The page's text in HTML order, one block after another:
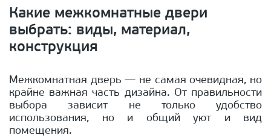
Какие межкомнатные двери
выбрать: виды, материал,
конструкция
Межкомнатная дверь — не самая очевидная, но
крайне важная часть дизайна. От правильности
выбора зависит не только удобство
использования, но и общий уют и вид
помещения.